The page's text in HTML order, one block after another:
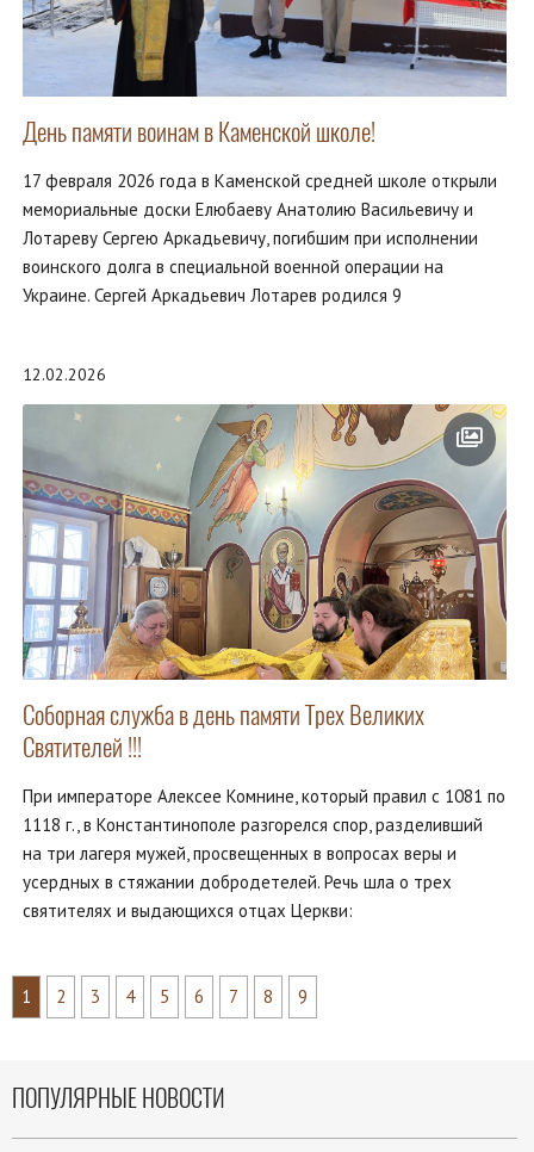
День памяти воинам в Каменской школе!
17 февраля 2026 года в Каменской средней школе открыли
мемориальные доски Елюбаеву Анатолию Васильевичу и
Лотареву Сергею Аркадьевичу, погибшим при исполнении
воинского долга в специальной военной операции на
Украине. Сергей Аркадьевич Лотарев родился 9
12.02.2026
Соборная служба в день памяти Трех Великих
Святителей !!!
При императоре Алексее Комнине, который правил с 1081 по
1118 г., в Константинополе разгорелся спор, разделивший
на три лагеря мужей, просвещенных в вопросах веры и
усердных в стяжании добродетелей. Речь шла о трех
святителях и выдающихся отцах Церкви:
1 2 3 4 5 6 7 8 9
ПОПУЛЯРНЫЕ НОВОСТИ